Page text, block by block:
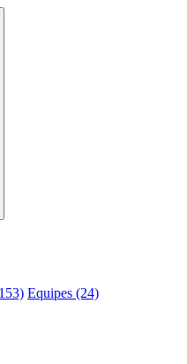
Equipes (24)